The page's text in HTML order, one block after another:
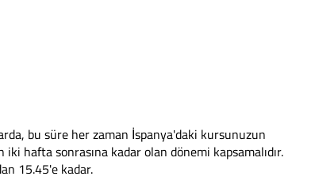
bu süre her zaman İspanya'daki kursunuzun
hafta sonrasına kadar olan dönemi kapsamalıdır.
15.45'e kadar.